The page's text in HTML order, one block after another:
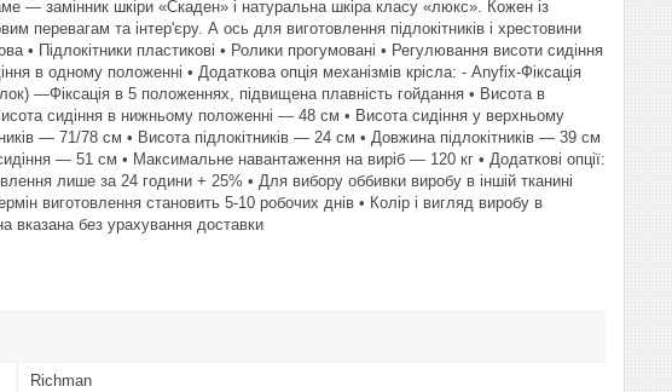
— замінник шкіри «Скаден» і натуральна шкіра класу «люкс». Кожен із
перевагам та інтер'єру. А ось для виготовлення підлокітників і хрестовини
• Підлокітники пластикові • Ролики прогумовані • Регулювання висоти сидіння
в одному положенні • Додаткова опція механізмів крісла: - Anyfix-Фіксація
—Фіксація в 5 положеннях, підвищена плавність гойдання • Висота в
сидіння в нижньому положенні — 48 см • Висота сидіння у верхньому
— 71/78 см • Висота підлокітників — 24 см • Довжина підлокітників — 39 см
— 51 см • Максимальне навантаження на виріб — 120 кг • Додаткові опції:
лише за 24 години + 25% • Для вибору оббивки виробу в іншій тканині
виготовлення становить 5-10 робочих днів • Колір і вигляд виробу в
вказана без урахування доставки
Richman